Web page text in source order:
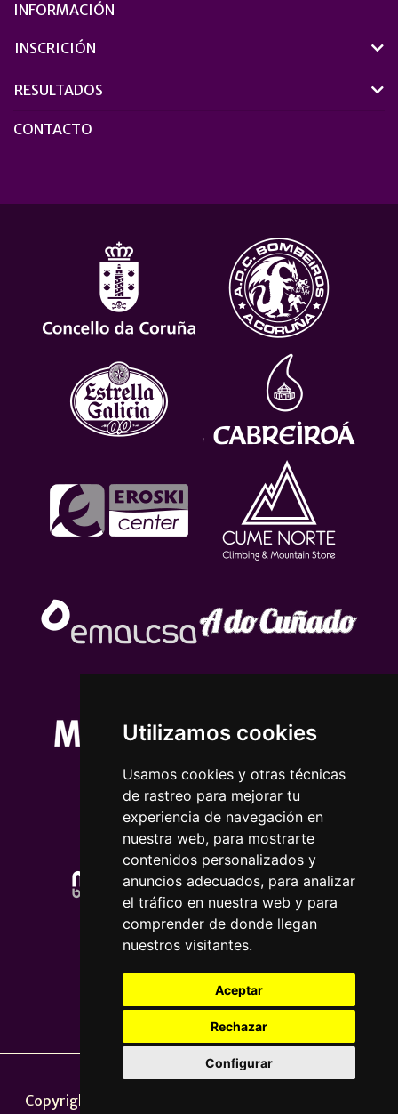
Utilizamos cookies
Usamos cookies y otras técnicas
de rastreo para mejorar tu
experiencia de navegación en
nuestra web, para mostrarte
contenidos personalizados y
anuncios adecuados, para analizar
el tráfico en nuestra web y para
comprender de donde llegan
nuestros visitantes.
Aceptar
Rechazar
Configurar
INFORMACIÓN
INSCRICIÓN
RESULTADOS
CONTACTO
Nota legal|Política de privacidade
Copyright © 2026 | Powered by